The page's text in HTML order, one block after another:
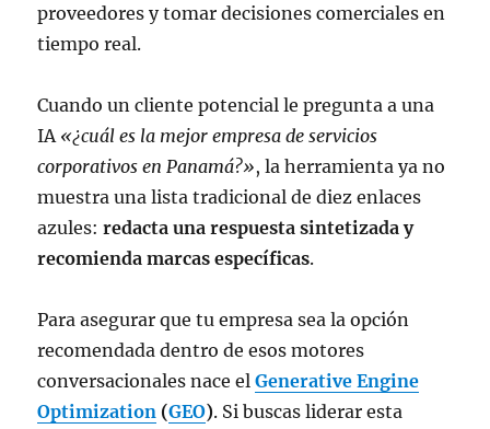
proveedores y tomar decisiones comerciales en
tiempo real.
Cuando un cliente potencial le pregunta a una
IA «¿cuál es la mejor empresa de servicios
corporativos en Panamá?», la herramienta ya no
muestra una lista tradicional de diez enlaces
azules:redacta una respuesta sintetizada y
recomienda marcas específicas.
Para asegurar que tu empresa sea la opción
recomendada dentro de esos motores
conversacionales nace elGenerative Engine
Optimization (GEO). Si buscas liderar esta